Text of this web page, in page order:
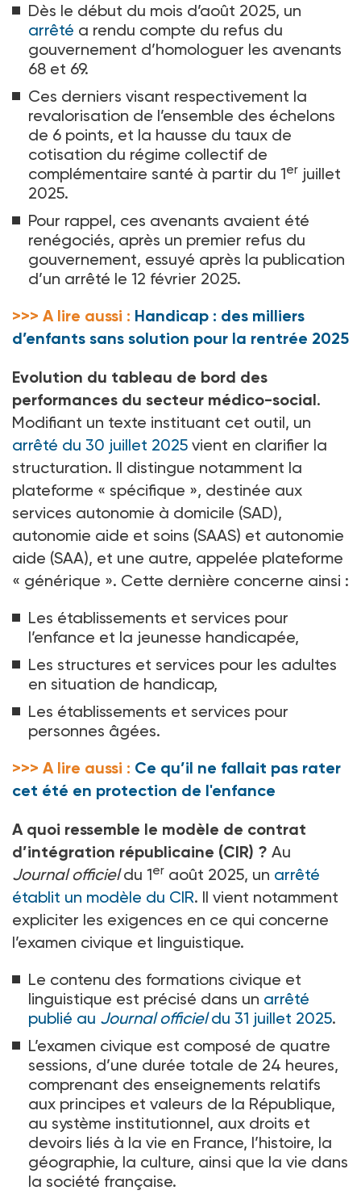
Dès le début du mois d’août 2025, un
arrêté a rendu compte du refus du
gouvernement d’homologuer les avenants
68 et 69.
Ces derniers visant respectivement la
revalorisation de l’ensemble des échelons
de 6 points, et la hausse du taux de
cotisation du régime collectif de
complémentaire santé à partir du 1er juillet
2025.
Pour rappel, ces avenants avaient été
renégociés, après un premier refus du
gouvernement, essuyé après la publication
d’un arrêté le 12 février 2025.
>>> A lire aussi : Handicap : des milliers
d’enfants sans solution pour la rentrée 2025
Evolution du tableau de bord des
performances du secteur médico-social.
Modifiant un texte instituant cet outil, un
arrêté du 30 juillet 2025 vient en clarifier la
structuration. Il distingue notamment la
plateforme « spécifique », destinée aux
services autonomie à domicile (SAD),
autonomie aide et soins (SAAS) et autonomie
aide (SAA), et une autre, appelée plateforme
« générique ». Cette dernière concerne ainsi :
Les établissements et services pour
l’enfance et la jeunesse handicapée,
Les structures et services pour les adultes
en situation de handicap,
Les établissements et services pour
personnes âgées.
>>> A lire aussi : Ce qu’il ne fallait pas rater
cet été en protection de l'enfance
A quoi ressemble le modèle de contrat
d’intégration républicaine (CIR) ? Au
Journal officieldu 1er août 2025, un arrêté
établit un modèle du CIR. Il vient notamment
expliciter les exigences en ce qui concerne
l’examen civique et linguistique.
Le contenu des formations civique et
linguistique est précisé dans un arrêté
publié au Journal officieldu 31 juillet 2025.
L’examen civique est composé de quatre
sessions, d’une durée totale de 24 heures,
comprenant des enseignements relatifs
aux principes et valeurs de la République,
au système institutionnel, aux droits et
devoirs liés à la vie en France, l’histoire, la
géographie, la culture, ainsi que la vie dans
la société française.